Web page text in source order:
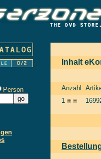
Person
Inhalt
Anzahl
1